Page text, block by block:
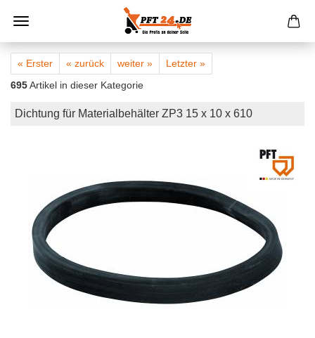
« Erster « zurück weiter »
Letzter »
695Artikel in dieser Kategorie
Dichtung für Materialbehälter ZP3 15 x 10 x 610